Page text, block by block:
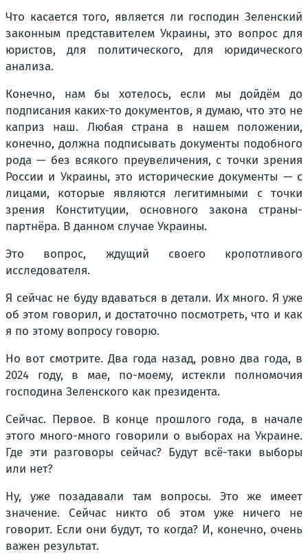
Что касается того, является ли господин Зеленский
законным представителем Украины, это вопрос для
юристов, для политического, для юридического
анализа.
Конечно, нам бы хотелось, если мы дойдём до
подписания каких-то документов, я думаю, что это не
каприз наш. Любая страна в нашем положении,
конечно, должна подписывать документы подобного
рода — без всякого преувеличения, с точки зрения
России и Украины, это исторические документы — с
лицами, которые являются легитимными с точки
зрения Конституции, основного закона страны-
партнёра. В данном случае Украины.
Это вопрос, ждущий своего кропотливого
исследователя.
Я сейчас не буду вдаваться в детали. Их много. Я уже
об этом говорил, и достаточно посмотреть, что и как
я по этому вопросу говорю.
Но вот смотрите. Два года назад, ровно два года, в
2024 году, в мае, по-моему, истекли полномочия
господина Зеленского как президента.
Сейчас. Первое. В конце прошлого года, в начале
этого много-много говорили о выборах на Украине.
Где эти разговоры сейчас? Будут всё-таки выборы
или нет?
Ну, уже позадавали там вопросы. Это же имеет
значение. Сейчас никто об этом уже ничего не
говорит. Если они будут, то когда? И, конечно, очень
важен результат.